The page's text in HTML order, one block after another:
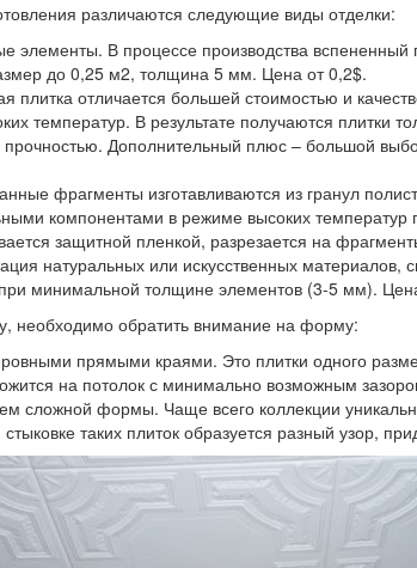
различаются следующие виды отделки:
элементы. В процессе производства
до 0,25 м2, толщина 5 мм. Цена от 0,2$.
плитка отличается большей стоимостью и
температур. В результате получаются
Дополнительный плюс – большой
фрагменты изготавливаются из гранул
компонентами в режиме высоких
защитной пленкой, разрезается на
натуральных или искусственных материалов,
минимальной толщине элементов (3-5 мм).
необходимо обратить внимание на форму:
ровными прямыми краями. Это плитки одного
на потолок с минимально возможным
сложной формы. Чаще всего коллекции
стыковке таких плиток образуется разный узор,